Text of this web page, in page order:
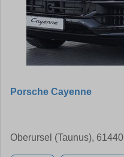
Porsche Cayenne
Oberursel (Taunus), 61440